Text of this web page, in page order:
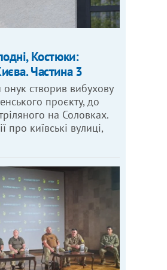
Костюки:
Частина 3
створив вибухову
проєкту, до
на Соловках.
про київські вулиці,